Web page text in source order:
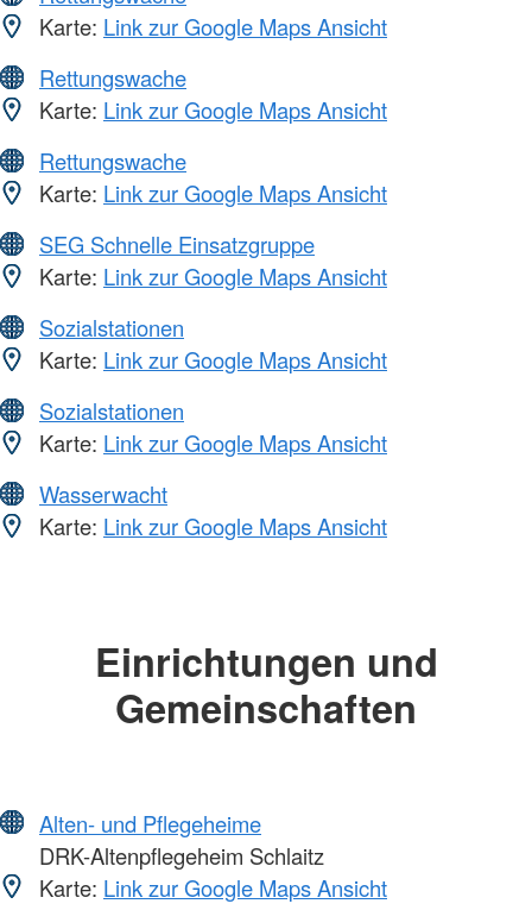
Karte: Link zur Google Maps Ansicht
Rettungswache
Karte: Link zur Google Maps Ansicht
Rettungswache
Karte: Link zur Google Maps Ansicht
SEG Schnelle Einsatzgruppe
Karte: Link zur Google Maps Ansicht
Sozialstationen
Karte: Link zur Google Maps Ansicht
Sozialstationen
Karte: Link zur Google Maps Ansicht
Wasserwacht
Karte: Link zur Google Maps Ansicht
Einrichtungen und
Gemeinschaften
Alten- und Pflegeheime
DRK-Altenpflegeheim Schlaitz
Karte: Link zur Google Maps Ansicht